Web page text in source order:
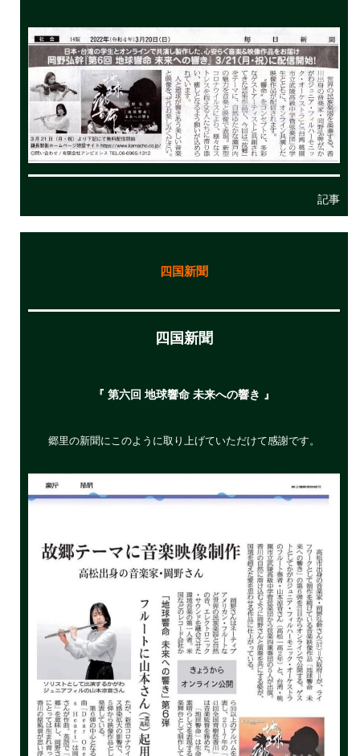
記事
四国新聞
四国新聞
『 第六回 地球響命 未来への響き 』
郷里の新聞にこのように取り上げていただけて感謝です。